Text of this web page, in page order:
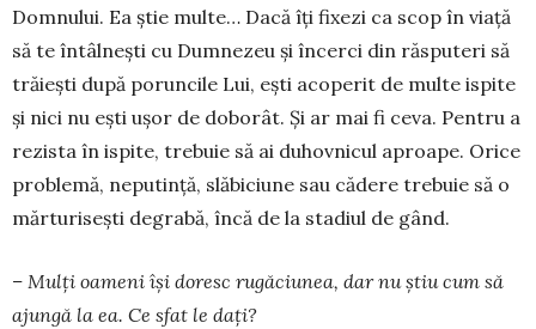
Domnului. Ea știe mul­te… Dacă îți fixezi ca scop în viață
să te întâlnești cu Dum­­nezeu și în­cerci din răs­puteri să
trăiești după porun­cile Lui, ești acope­rit de multe ispite
și nici nu ești ușor de doborât. Și ar mai fi ceva. Pen­tru a
rezista în is­pite, trebuie să ai duhovnicul aproape. Orice
problemă, ne­putință, slăbi­ciu­ne sau cădere trebuie să o
măr­turisești de­gra­bă, încă de la sta­diul de gând.
– Mulți oameni își doresc rugăciunea, dar nu știu cum să
ajungă la ea. Ce sfat le dați?